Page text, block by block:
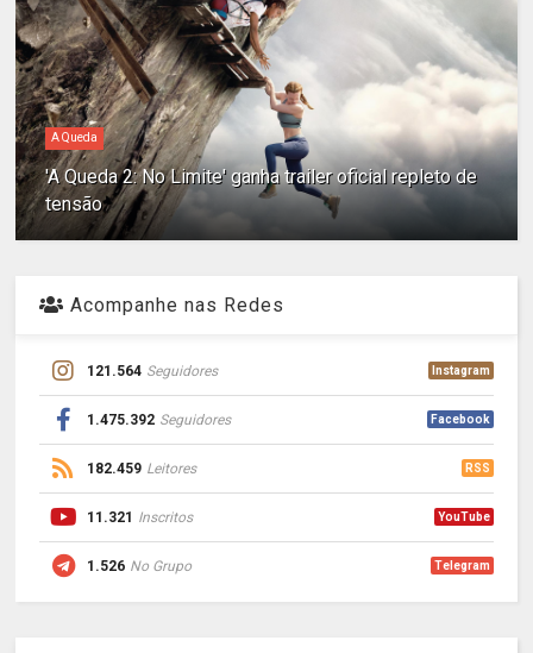
A Queda
'A Queda 2: No Limite' ganha trailer oficial repleto de
tensão
Acompanhe nas Redes
121.564 Seguidores Instagram
1.475.392 Seguidores Facebook
182.459 Leitores RSS
11.321 Inscritos YouTube
1.526 No Grupo Telegram